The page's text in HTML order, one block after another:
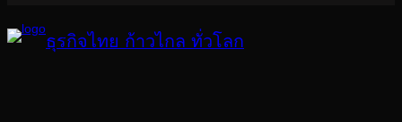
ธุรกิจไทย ก้าวไกล ทั่วโลก